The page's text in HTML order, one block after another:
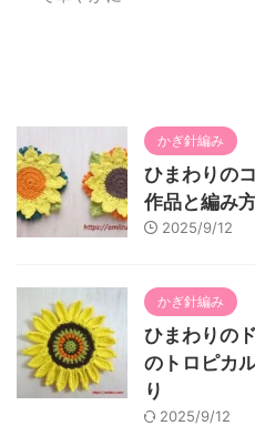
かぎ針編み
ひまわりの
作品と編み
2025/9/12
かぎ針編み
ひまわりの
のトロピカ
り
2025/9/12